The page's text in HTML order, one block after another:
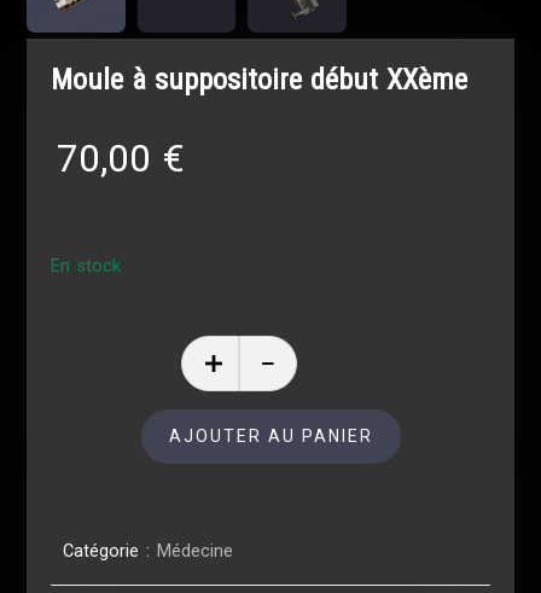
Moule à suppositoire début XXème
70,00 €
En stock
AJOUTER AU PANIER
Catégorie : Médecine